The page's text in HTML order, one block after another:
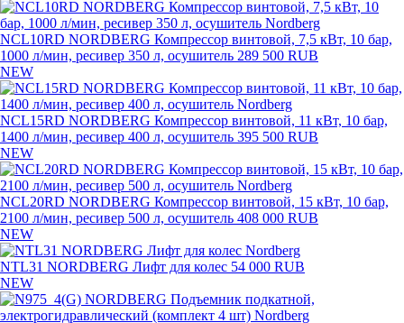
NCL10RD NORDBERG Компрессор винтовой, 7,5 кВт, 10 бар,
1000 л/мин, ресивер 350 л, осушитель 289 500 RUB
NEW
NCL15RD NORDBERG Компрессор винтовой, 11 кВт, 10 бар,
1400 л/мин, ресивер 400 л, осушитель 395 500 RUB
NEW
NCL20RD NORDBERG Компрессор винтовой, 15 кВт, 10 бар,
2100 л/мин, ресивер 500 л, осушитель 408 000 RUB
NEW
NTL31 NORDBERG Лифт для колес 54 000 RUB
NEW